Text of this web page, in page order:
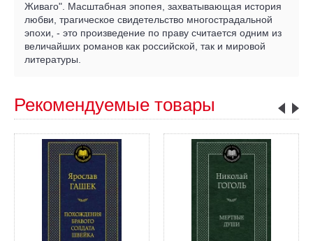
Живаго". Масштабная эпопея, захватывающая история
любви, трагическое свидетельство многострадальной
эпохи, - это произведение по праву считается одним из
величайших романов как российской, так и мировой
литературы.
Рекомендуемые товары